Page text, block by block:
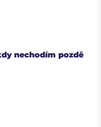
nechodím pozdě